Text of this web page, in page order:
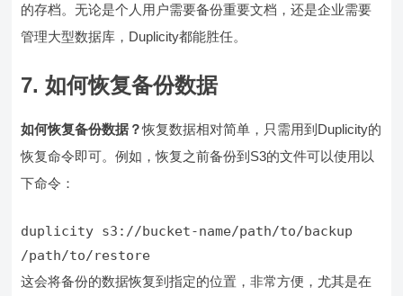
的存档。无论是个人用户需要备份重要文档，还是企业需要
管理大型数据库，Duplicity都能胜任。
7. 如何恢复备份数据
如何恢复备份数据？恢复数据相对简单，只需用到Duplicity的
恢复命令即可。例如，恢复之前备份到S3的文件可以使用以
下命令：
duplicity s3://bucket-name/path/to/backup
/path/to/restore
这会将备份的数据恢复到指定的位置，非常方便，尤其是在